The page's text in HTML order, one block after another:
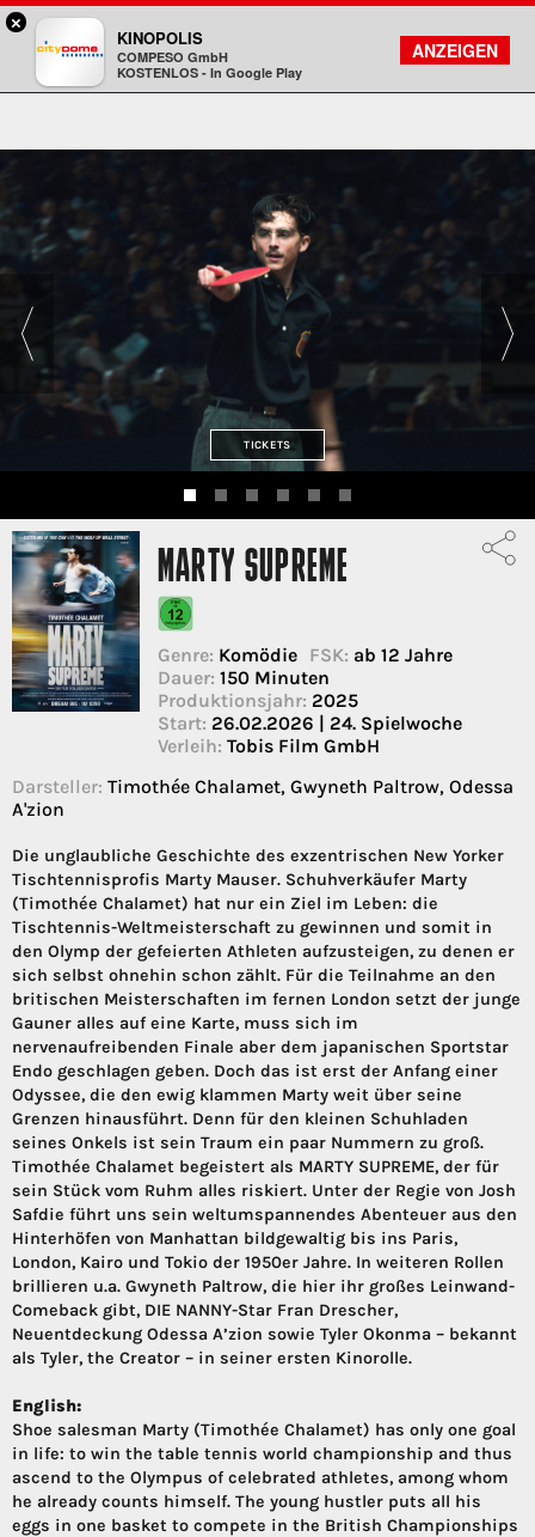
Kinopolis
FILMSUCHE
KONTO
TICKETS
MARTY SUPREME
Genre: Komödie FSK: ab 12 Jahre
Dauer: 150 Minuten
Produktionsjahr: 2025
Start: 26.02.2026 | 24. Spielwoche
Verleih: Tobis Film GmbH
Darsteller: Timothée Chalamet, Gwyneth Paltrow, Odessa
A'zion
Die unglaubliche Geschichte des exzentrischen New Yorker
Tischtennisprofis Marty Mauser. Schuhverkäufer Marty
(Timothée Chalamet) hat nur ein Ziel im Leben: die
Tischtennis-Weltmeisterschaft zu gewinnen und somit in
den Olymp der gefeierten Athleten aufzusteigen, zu denen er
sich selbst ohnehin schon zählt. Für die Teilnahme an den
britischen Meisterschaften im fernen London setzt der junge
Gauner alles auf eine Karte, muss sich im
nervenaufreibenden Finale aber dem japanischen Sportstar
Endo geschlagen geben. Doch das ist erst der Anfang einer
Odyssee, die den ewig klammen Marty weit über seine
Grenzen hinausführt. Denn für den kleinen Schuhladen
seines Onkels ist sein Traum ein paar Nummern zu groß.
Timothée Chalamet begeistert als MARTY SUPREME, der für
sein Stück vom Ruhm alles riskiert. Unter der Regie von Josh
Safdie führt uns sein weltumspannendes Abenteuer aus den
Hinterhöfen von Manhattan bildgewaltig bis ins Paris,
London, Kairo und Tokio der 1950er Jahre. In weiteren Rollen
brillieren u.a. Gwyneth Paltrow, die hier ihr großes Leinwand-
Comeback gibt, DIE NANNY-Star Fran Drescher,
Neuentdeckung Odessa A’zion sowie Tyler Okonma – bekannt
als Tyler, the Creator – in seiner ersten Kinorolle.
English:
Shoe salesman Marty (Timothée Chalamet) has only one goal
in life: to win the table tennis world championship and thus
ascend to the Olympus of celebrated athletes, among whom
he already counts himself. The young hustler puts all his
eggs in one basket to compete in the British Championships
×
KINOPOLIS
COMPESO GmbH
KOSTENLOS - In Google Play
ANZEIGEN